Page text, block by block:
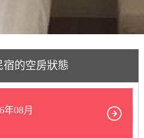
宿的空房狀態
年08月